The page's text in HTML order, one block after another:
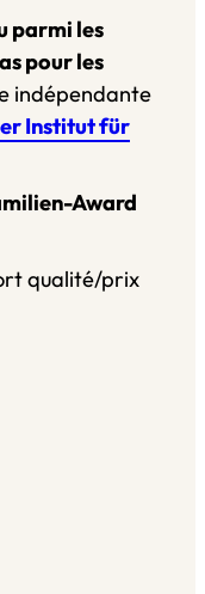
parmi les
pour les
indépendante
Institut für
Award
qualité/prix